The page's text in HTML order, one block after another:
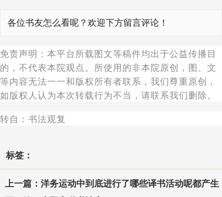
各位书友怎么看呢？欢迎下方留言评论！
免责声明：本平台所载图文等稿件均出于公益传播目
的，不代表本院观点。所使用的非本院原创，图、文
等内容无法一一和版权所有者联系，我们尊重原创，
如版权人认为本次转载行为不当，请联系我们删除。
转自：书法观复
标签：
上一篇：洋务运动中到底进行了哪些译书活动呢都产生